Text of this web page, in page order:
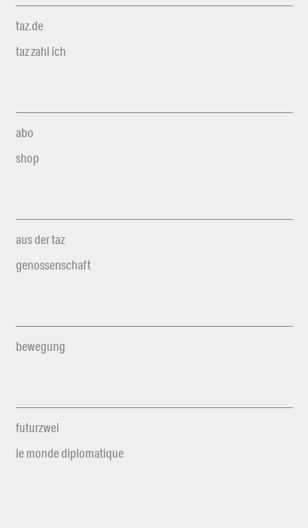
taz.de
taz zahl ich
abo
shop
aus der taz
genossenschaft
bewegung
futurzwei
le monde diplomatique